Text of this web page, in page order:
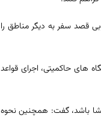
قصد سفر به دیگر مناطق را
های حاکمیتی، اجرای قواعد
باشد، گفت: همچنین نحوه